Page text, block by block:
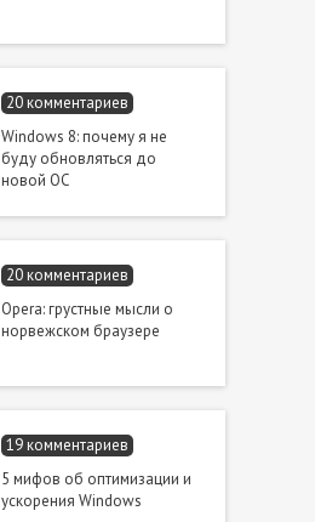
20 комментариев
Windows 8: почему я не
буду обновляться до
новой ОС
20 комментариев
Opera: грустные мысли о
норвежском браузере
19 комментариев
5 мифов об оптимизации и
ускорения Windows